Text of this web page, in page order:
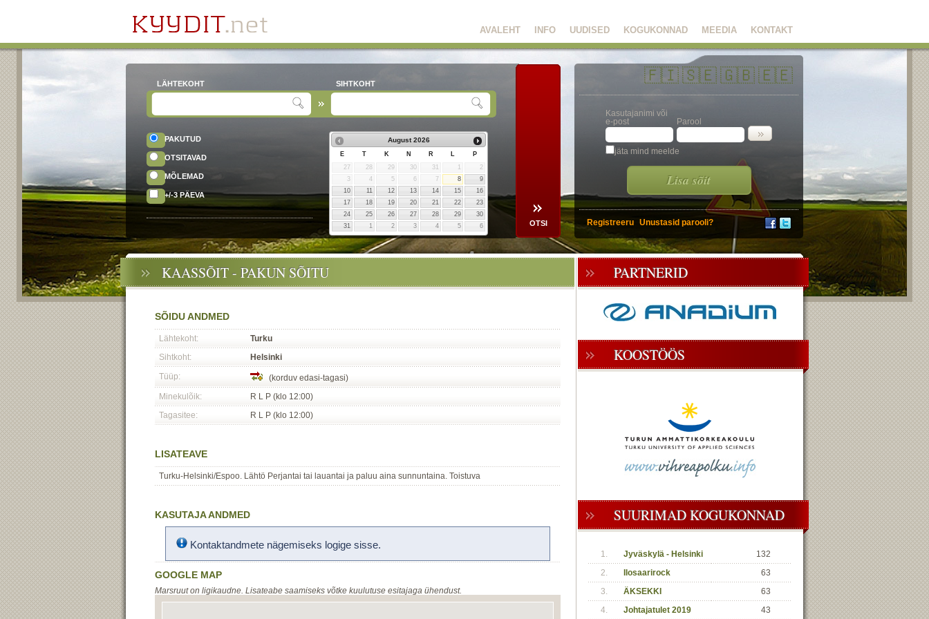
KONTAKT
MEEDIA
KOGUKONNAD
UUDISED
INFO
AVALEHT
LÄHTEKOHT SIHTKOHT
PAKUTUD
OTSITAVAD
MÕLEMAD
+/-3 PÄEVA
August 2026
E T K N R L
P
27
28 29 30 31
2
3
4 5 6 7 8
9
10
11 12 13 14 15
16
17
18 19 20 21 22
23
24
25 26 27 28 29
30
31
1 2 3 4 5 6
🇫🇮🇸🇪🇬🇧🇪🇪
Kasutajanimi või
e-post
Parool
jäta mind meelde
Lisa sõit
Registreeru Unustasid parooli?
KAASSÕIT - PAKUN SÕITU
SÕIDU ANDMED
Lähtekoht:
Turku
Sihtkoht:
Helsinki
Tüüp:
(korduv edasi-tagasi)
Minekulõik:
R L P (klo 12:00)
Tagasitee:
R L P (klo 12:00)
LISATEAVE
Turku-Helsinki/Espoo. Lähtö Perjantai tai lauantai ja paluu aina sunnuntaina. Toistuva
KASUTAJA ANDMED
Kontaktandmete nägemiseks logige sisse.
GOOGLE MAP
Marsruut on ligikaudne. Lisateabe saamiseks võtke kuulutuse esitajaga ühendust.
PARTNERID
KOOSTÖÖS
SUURIMAD KOGUKONNAD
1. Jyväskylä - Helsinki
132
2.
Ilosaarirock
63
3.
ÄKSEKKI
63
4.
Johtajatulet 2019
43